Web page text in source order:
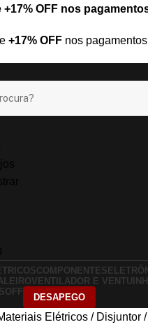
+17% OFFnos
+17% OFF nos
COMPONENTES
VENTILADOR E
OFF
DESAPEGO
Elétricos Disjuntor